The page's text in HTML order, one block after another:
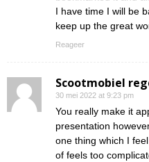
I have time I will be
keep up the great
Reageer
Scootmobiel
30 mei 2022 at 9:23 pm
You really make it
presentation
one thing which I
of feels too